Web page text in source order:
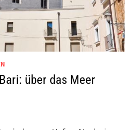
über das Meer